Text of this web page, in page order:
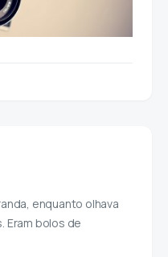
enquanto olhava
Eram bolos de